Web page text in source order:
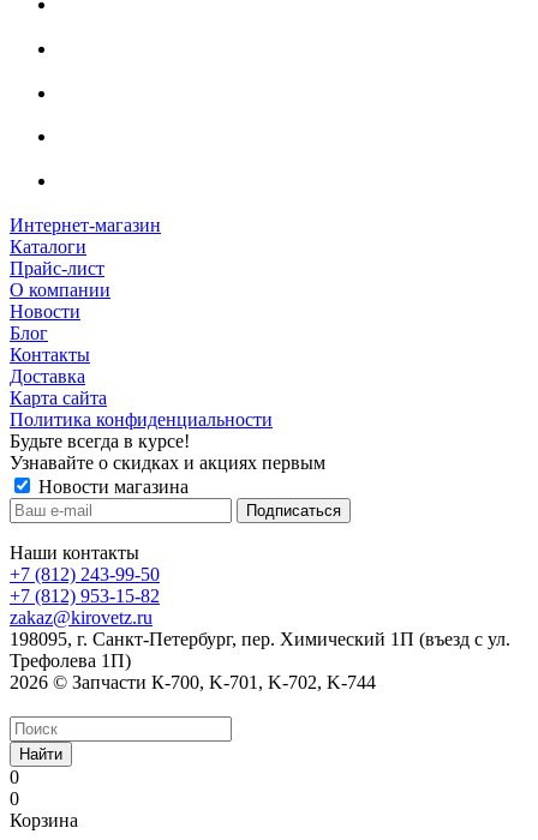
Интернет-магазин
Каталоги
Прайс-лист
О компании
Новости
Блог
Контакты
Доставка
Карта сайта
Политика конфиденциальности
Будьте всегда в курсе!
Узнавайте о скидках и акциях первым
Новости магазина
Наши контакты
+7 (812) 243-99-50
+7 (812) 953-15-82
zakaz@kirovetz.ru
198095, г. Санкт-Петербург, пер. Химический 1П (въезд с ул.
Трефолева 1П)
2026 © Запчасти К-700, K-701, K-702, K-744
Найти
0
0
Корзина